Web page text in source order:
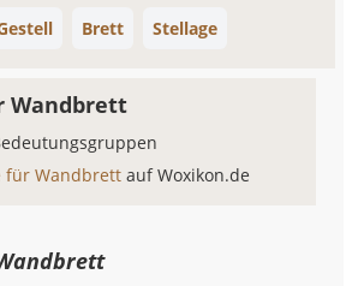
Brett Stellage
Wandbrett
für Wandbrettauf Woxikon.de